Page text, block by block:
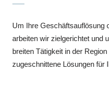
Um Ihre Geschäftsauflösung
arbeiten wir zielgerichtet und
breiten Tätigkeit in der
zugeschnittene Lösungen für